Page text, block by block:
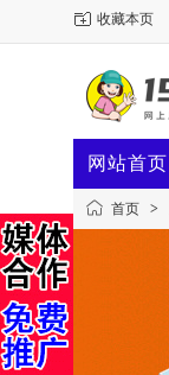
收藏本页
网站首页
首页 >